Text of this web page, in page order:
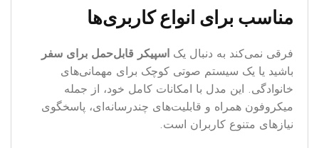
مناسب برای انواع کاربری‌ها
فرقی نمی‌کند به دنبال یک اسپیکر قابل‌حمل برای سفر
باشید یا یک سیستم صوتی کوچک برای مهمانی‌های
خانوادگی. این مدل با امکانات کامل خود، از جمله
میکروفون همراه و قابلیت‌های چندرسانه‌ای، پاسخگوی
نیازهای متنوع کاربران است.